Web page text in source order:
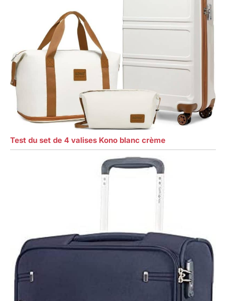
Test du set de 4 valises Kono blanc crème